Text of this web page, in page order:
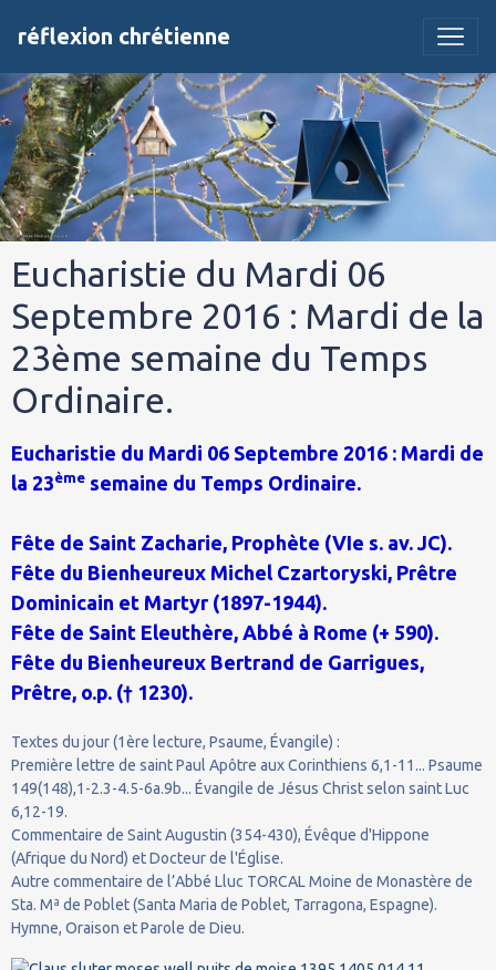
réflexion chrétienne
Eucharistie du Mardi 06
Septembre 2016 : Mardi de la
23ème semaine du Temps
Ordinaire.
Eucharistie du Mardi 06 Septembre 2016 : Mardi de
la 23ème semaine du Temps Ordinaire.
Fête de Saint Zacharie, Prophète (VIe s. av. JC).
Fête du Bienheureux Michel Czartoryski, Prêtre
Dominicain et Martyr (1897-1944).
Fête de Saint Eleuthère, Abbé à Rome (+ 590).
Fête du Bienheureux Bertrand de Garrigues,
Prêtre, o.p. († 1230).
Textes du jour (1ère lecture, Psaume, Évangile) :
Première lettre de saint Paul Apôtre aux Corinthiens 6,1-11... Psaume
149(148),1-2.3-4.5-6a.9b... Évangile de Jésus Christ selon saint Luc
6,12-19.
Commentaire de Saint Augustin (354-430), Évêque d'Hippone
(Afrique du Nord) et Docteur de l'Église.
Autre commentaire de l’Abbé Lluc TORCAL Moine de Monastère de
Sta. Mª de Poblet (Santa Maria de Poblet, Tarragona, Espagne).
Hymne, Oraison et Parole de Dieu.